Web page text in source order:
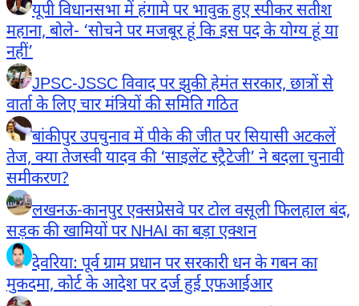
यूपी विधानसभा में हंगामे पर भावुक हुए स्पीकर सतीश
महाना, बोले- ‘सोचने पर मजबूर हूं कि इस पद के योग्य हूं या
नहीं’
JPSC-JSSC विवाद पर झुकी हेमंत सरकार, छात्रों से
वार्ता के लिए चार मंत्रियों की समिति गठित
बांकीपुर उपचुनाव में पीके की जीत पर सियासी अटकलें
तेज, क्या तेजस्वी यादव की ‘साइलेंट स्ट्रैटेजी’ ने बदला चुनावी
समीकरण?
लखनऊ-कानपुर एक्सप्रेसवे पर टोल वसूली फिलहाल बंद,
सड़क की खामियों पर NHAI का बड़ा एक्शन
देवरिया: पूर्व ग्राम प्रधान पर सरकारी धन के गबन का
मुकदमा, कोर्ट के आदेश पर दर्ज हुई एफआईआर